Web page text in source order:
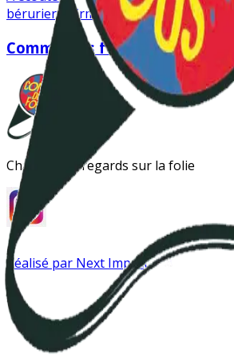
Instagram
bérurier noirmusique
Comme des fous
Changer les regards sur la folie
Réalisé par Next Impact